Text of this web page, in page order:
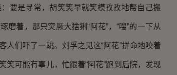
要是寻常，胡笑笑早就笑模孜孜地帮自己搬
着，那只突厥大猞猁“阿花”，“嗖”的一下从
们吓了一跳。刘孚之见这“阿花”拼命地咬着
笑可能有事儿，忙跟着“阿花”跑到后院，发现